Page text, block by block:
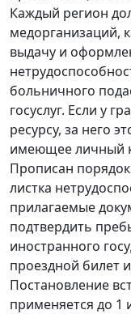
Каждый регион
медорганизаций,
выдачу и
больничного
госуслуг. Если у
ресурсу, за него
имеющее личный
Прописан
листка
прилагаемые
подтвердить
иностранного
проездной билет
Постановление
применяется до 1